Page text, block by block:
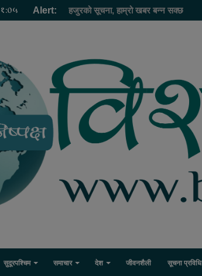
Alert: हजुरको सूचना, हाम्रो खबर बन्न सक्छ
सुदूरपश्चिम समाचार देश जीवनशैली सूचना प्रविधि